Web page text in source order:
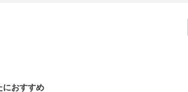
におすすめ